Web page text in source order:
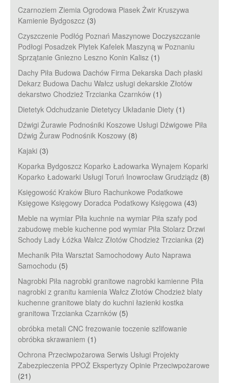
Czarnoziem Ziemia Ogrodowa Piasek Żwir Kruszywa
Kamienie Bydgoszcz (3)
Czyszczenie Podłóg Poznań Maszynowe Doczyszczanie
Podłogi Posadzek Płytek Kafelek Maszyną w Poznaniu
Sprzątanie Gniezno Leszno Konin Kalisz (1)
Dachy Piła Budowa Dachów Firma Dekarska Dach płaski
Dekarz Budowa Dachu Wałcz usługi dekarskie Złotów
dekarstwo Chodzież Trzcianka Czarnków (1)
Dietetyk Odchudzanie Dietetycy Układanie Diety (1)
Dźwigi Żurawie Podnośniki Koszowe Usługi Dźwigowe Piła
Dźwig Żuraw Podnośnik Koszowy (8)
Kajaki (3)
Koparka Bydgoszcz Koparko Ładowarka Wynajem Koparki
Koparko Ładowarki Usługi Toruń Inowrocław Grudziądz (8)
Księgowość Kraków Biuro Rachunkowe Podatkowe
Księgowe Księgowy Doradca Podatkowy Księgowa (43)
Meble na wymiar Piła kuchnie na wymiar Piła szafy pod
zabudowę meble kuchenne pod wymiar Piła Stolarz Drzwi
Schody Lady Łóżka Wałcz Złotów Chodzież Trzcianka (2)
Mechanik Piła Warsztat Samochodowy Auto Naprawa
Samochodu (5)
Nagrobki Piła nagrobki granitowe nagrobki kamienne Piła
nagrobki z granitu kamienia Wałcz Złotów Chodzież blaty
kuchenne granitowe blaty do kuchni łazienki kostka
granitowa Trzcianka Czarnków (5)
obróbka metali CNC frezowanie toczenie szlifowanie
obróbka skrawaniem (1)
Ochrona Przeciwpożarowa Serwis Usługi Projekty
Zabezpieczenia PPOŻ Ekspertyzy Opinie Przeciwpożarowe
(21)